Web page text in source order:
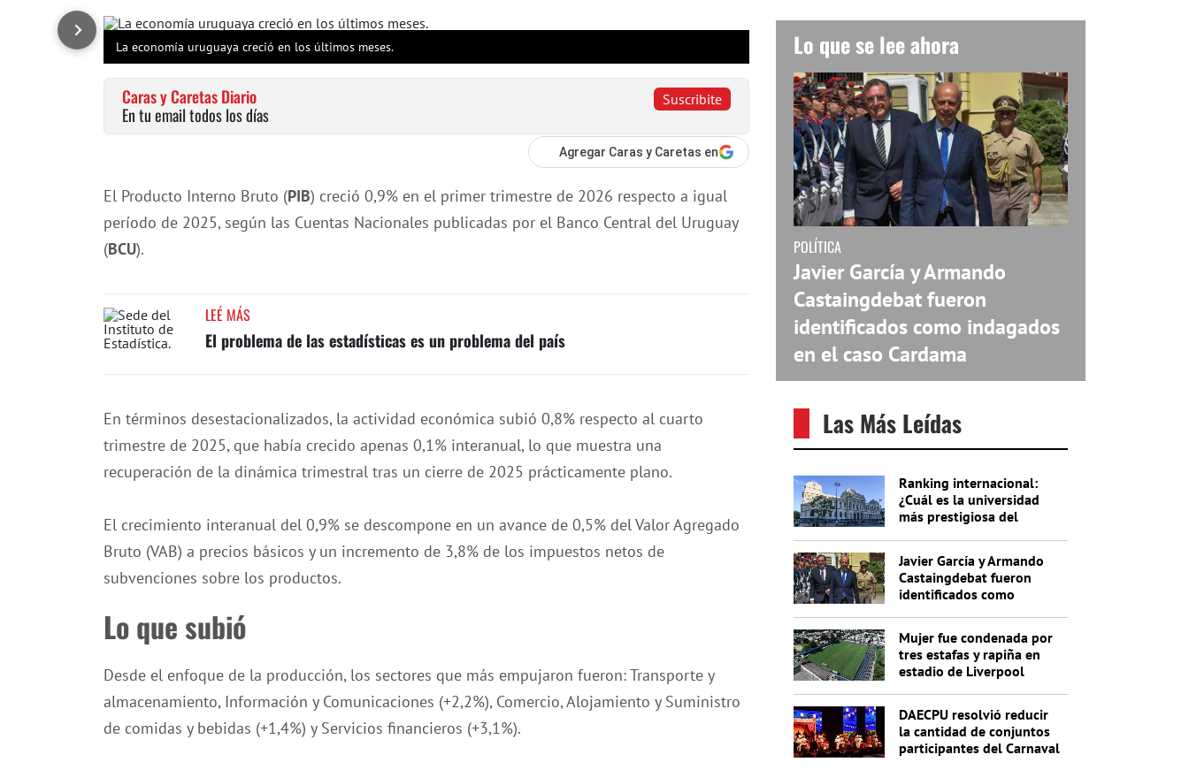
La economía uruguaya creció en los últimos meses.
Suscribite
Caras y Caretas Diario
En tu email todos los días
Agregar Caras y Caretas en
El Producto Interno Bruto (PIB) creció 0,9% en el primer trimestre de 2026 respecto a igual
período de 2025, según las Cuentas Nacionales publicadas por el Banco Central del Uruguay
(BCU).
LEÉ MÁS
El problema de las estadísticas es un problema del país
En términos desestacionalizados, la actividad económica subió 0,8% respecto al cuarto
trimestre de 2025, que había crecido apenas 0,1% interanual, lo que muestra una
recuperación de la dinámica trimestral tras un cierre de 2025 prácticamente plano.
El crecimiento interanual del 0,9% se descompone en un avance de 0,5% del Valor Agregado
Bruto (VAB) a precios básicos y un incremento de 3,8% de los impuestos netos de
subvenciones sobre los productos.
Lo que subió
Desde el enfoque de la producción, los sectores que más empujaron fueron: Transporte y
almacenamiento, Información y Comunicaciones (+2,2%), Comercio, Alojamiento y Suministro
de comidas y bebidas (+1,4%) y Servicios financieros (+3,1%).
Lo que se lee ahora
POLÍTICA
Javier García y Armando
Castaingdebat fueron
identificados como indagados
en el caso Cardama
Las Más Leídas
Ranking internacional:
¿Cuál es la universidad
más prestigiosa del
Javier García y Armando
Castaingdebat fueron
identificados como
Mujer fue condenada por
tres estafas y rapiña en
estadio de Liverpool
DAECPU resolvió reducir
la cantidad de conjuntos
participantes del Carnaval